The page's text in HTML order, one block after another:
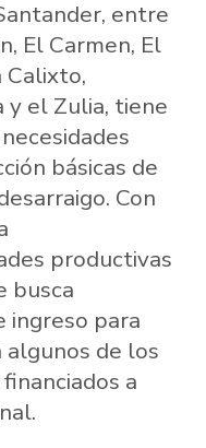
entre
El Carmen, El
Calixto,
y el Zulia, tiene
básicas de
Con
productivas
busca
para
de los
a